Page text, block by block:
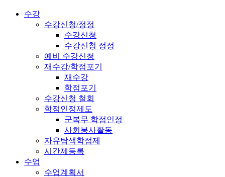
수강
수강신청/정정
수강신청
수강신청 정정
예비 수강신청
재수강/학점포기
재수강
학점포기
수강신청 철회
학점인정제도
군복무 학점인정
사회봉사활동
자유탐색학점제
시간제등록
수업
수업계획서